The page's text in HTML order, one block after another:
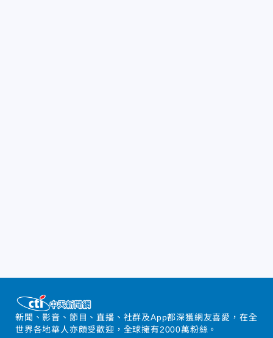
新聞、影音、節目、直播、社群及App都深獲網友喜愛，在全
世界各地華人亦頗受歡迎，全球擁有2000萬粉絲。